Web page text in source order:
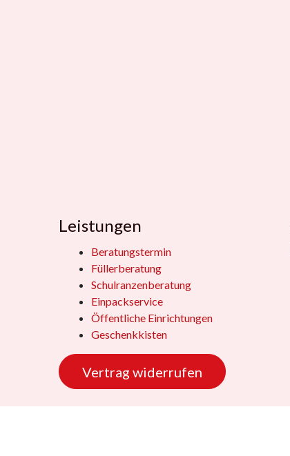
Leistungen
Beratungstermin
Füllerberatung
Schulranzenberatung
Einpackservice
Öffentliche Einrichtungen
Geschenkkisten
Vertrag widerrufen